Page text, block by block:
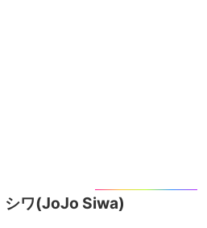
シワ(JoJo Siwa)